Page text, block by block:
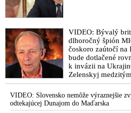
VIDEO: Bývalý
dlhoročný špión
čoskoro zaútočí na
bude dotlačené
k invázii na
Zelenskyj
zhromaždených
zháňali energie
vraj bude
pravdepodobne
VIDEO: Slovensko nemôže výraznejšie
odtekajúcej Dunajom do Maďarska